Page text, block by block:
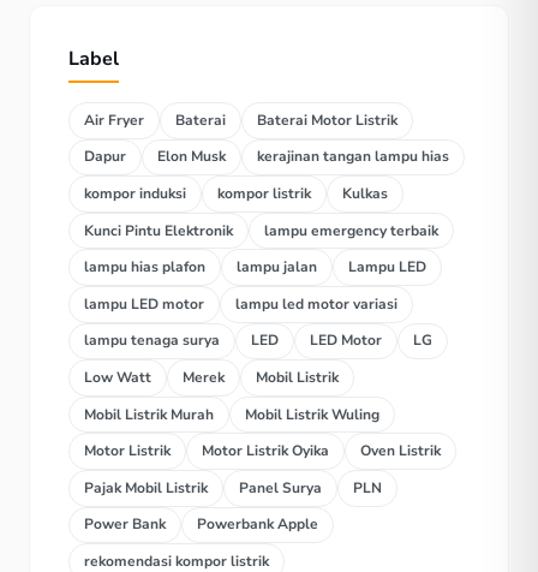
Label
Air Fryer Baterai
Baterai Motor Listrik
Dapur
Elon Musk
kerajinan tangan lampu hias
kompor induksi
kompor listrik
Kulkas
Kunci Pintu Elektronik
lampu emergency terbaik
lampu hias plafon
lampu jalan
Lampu LED
lampu LED motor
lampu led motor variasi
lampu tenaga surya
LED LED Motor
LG
Low Watt
Merek
Mobil Listrik
Mobil Listrik Murah
Mobil Listrik Wuling
Motor Listrik
Motor Listrik Oyika
Oven Listrik
Pajak Mobil Listrik
Panel Surya
PLN
Power Bank
Powerbank Apple
rekomendasi kompor listrik